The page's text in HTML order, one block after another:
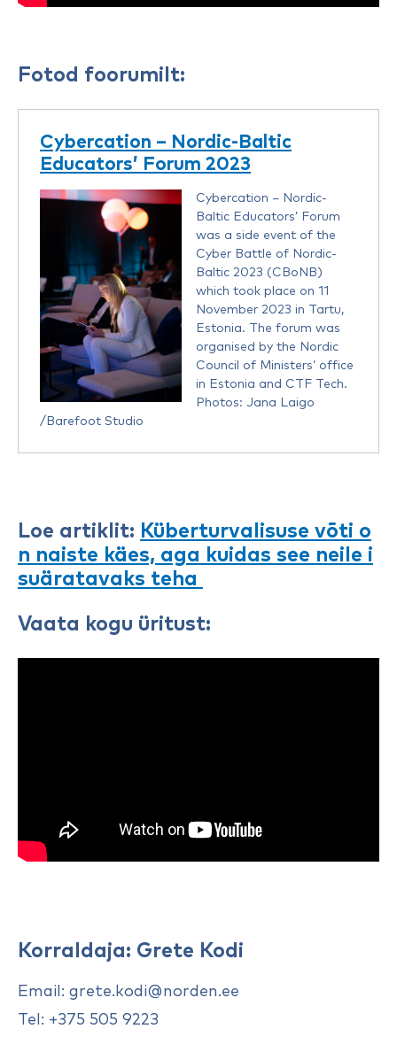
Fotod foorumilt:
Loe artiklit: Küberturvalisuse võti o
n naiste käes, aga kuidas see neile i
suäratavaks teha
Vaata kogu üritust:
Korraldaja: Grete Kodi
Email: grete.kodi@norden.ee
Tel: +375 505 9223